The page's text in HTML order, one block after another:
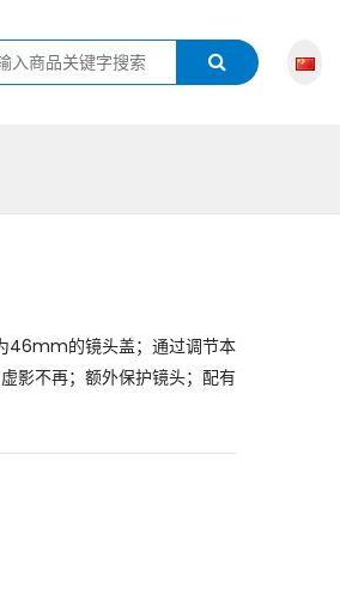
46mm的镜头盖；通过调节本
影不再；额外保护镜头；配有